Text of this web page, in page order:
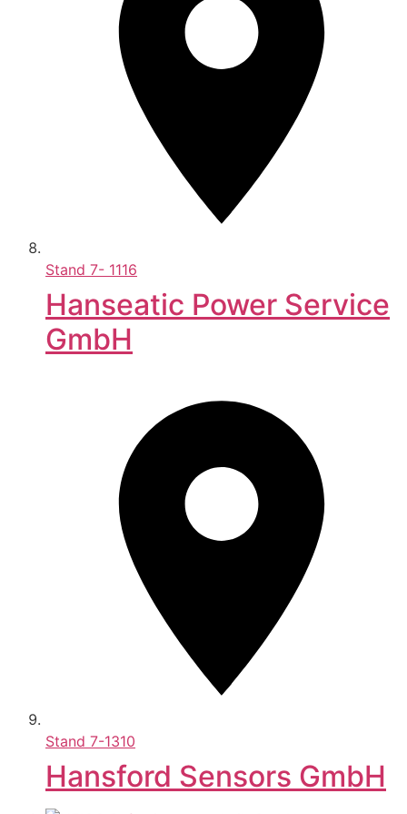
Stand 7- 1116
Hanseatic Power Service
GmbH
Stand 7-1310
Hansford Sensors GmbH